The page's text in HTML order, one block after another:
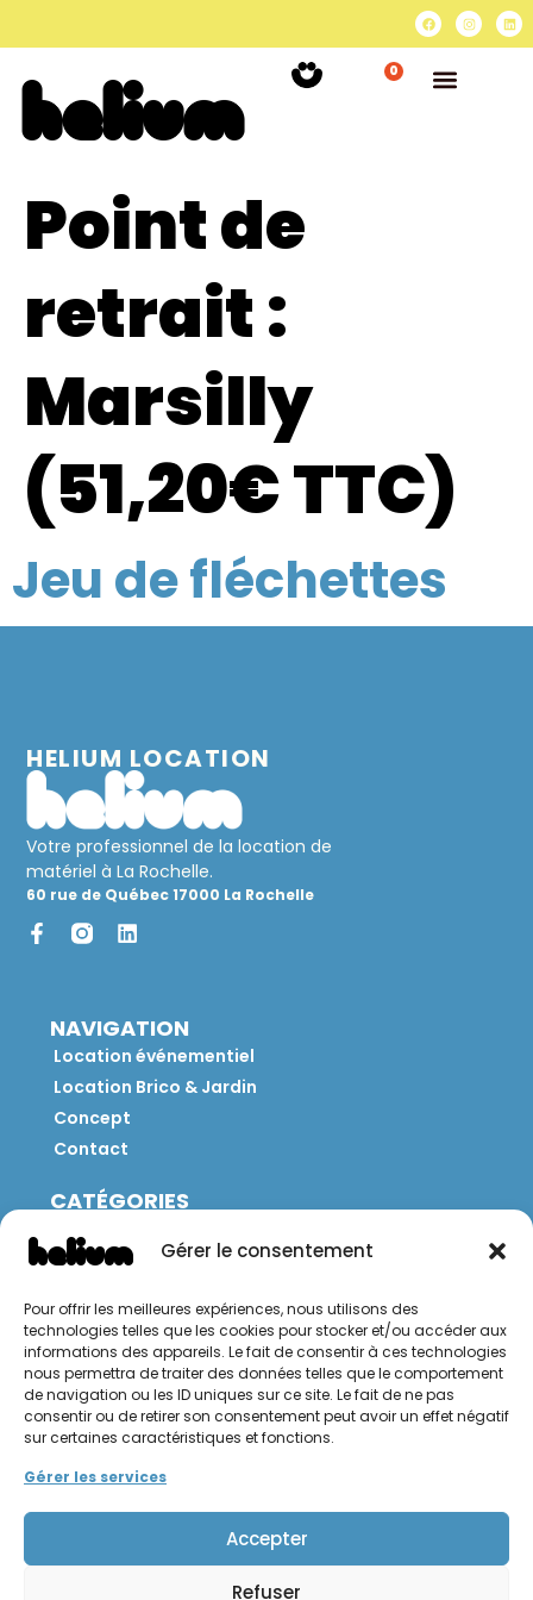
Gérer le consentement
Pour offrir les meilleures expériences, nous utilisons des
technologies telles que les cookies pour stocker et/ou accéder aux
informations des appareils. Le fait de consentir à ces technologies
nous permettra de traiter des données telles que le comportement
de navigation ou les ID uniques sur ce site. Le fait de ne pas
consentir ou de retirer son consentement peut avoir un effet négatif
sur certaines caractéristiques et fonctions.
Gérer les services
Accepter
Refuser
0
Point de
retrait :
Marsilly
(51,20€ TTC)
Jeu de fléchettes
HELIUM LOCATION
Votre professionnel de la location de
matériel à La Rochelle.
60 rue de Québec 17000 La Rochelle
NAVIGATION
Location événementiel
Location Brico & Jardin
Concept
Contact
CATÉGORIES
Mobilier
Brico
Jardin
CONTACT